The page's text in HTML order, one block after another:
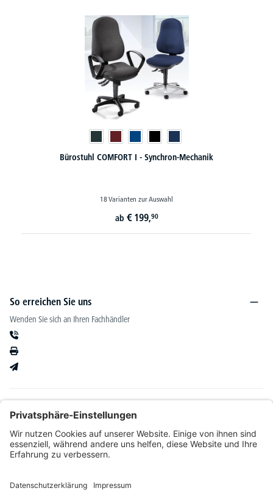
Mechanik XXL-Bürostuhl CONTROL 24 -
So erreichen Sie uns
Wenden Sie sich an Ihren Fachhändler
Kataloge & mehr
Betriebseinrichtung. Wir behalten uns nach Bonitätsprüfung sowie bei Neukunden die
Wahl der Zahlungsabwicklung vor. Natürlich setzen wir uns mit Ihnen in Verbindung,